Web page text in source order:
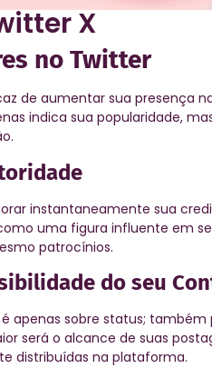
X
no Twitter
de aumentar sua presença
indica sua popularidade,
instantaneamente sua
uma figura influente em
patrocínios.
do seu
apenas sobre status;
será o alcance de suas
distribuídas na plataforma.